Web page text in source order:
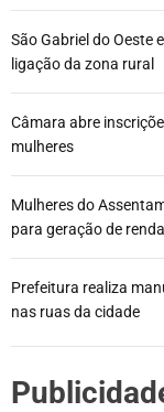
São Gabriel do Oeste
ligação da zona rural
Câmara abre
mulheres
Mulheres do
para geração de
Prefeitura realiza
nas ruas da cidade